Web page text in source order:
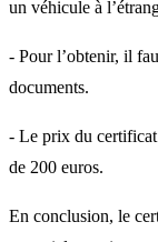
un véhicule à
- Pour l’obtenir, il
documents.
- Le prix du
de 200 euros.
En conclusion, le